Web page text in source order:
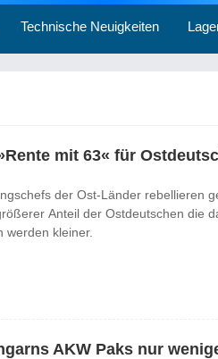
Technische Neuigkeiten
mit 63« für
der Ost-Länder rebellieren
Anteil der Ostdeutschen die
werden kleiner.
AKW Paks nur